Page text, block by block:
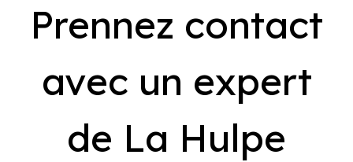
Prennez contact
avec un expert
de La Hulpe